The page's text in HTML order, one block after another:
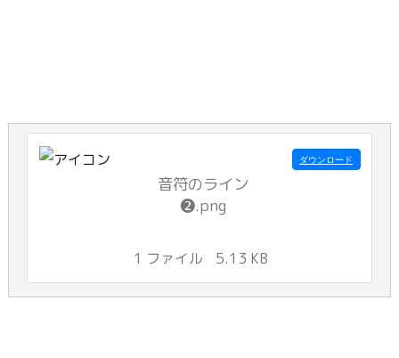
音符のライン
❷.png
1 ファイル 5.13 KB
ダウンロード